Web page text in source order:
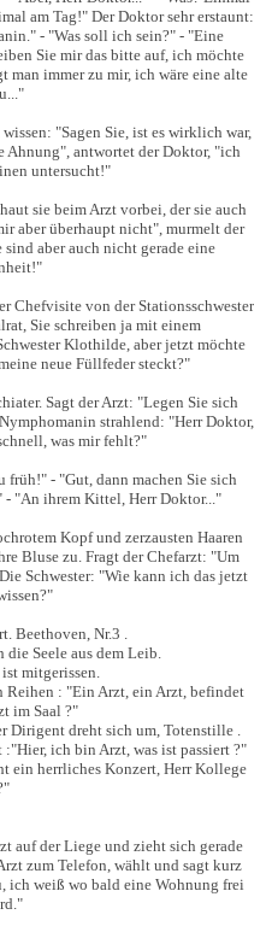
am Tag!" Der Doktor sehr erstaunt:
- "Was soll ich sein?" - "Eine
Sie mir das bitte auf, ich möchte
man immer zu mir, ich wäre eine alte
"Sagen Sie, ist es wirklich war,
Ahnung", antwortet der Doktor, "ich
untersucht!"
sie beim Arzt vorbei, der sie auch
aber überhaupt nicht", murmelt der
aber auch nicht gerade eine
Chefvisite von der Stationsschwester
Sie schreiben ja mit einem
Klothilde, aber jetzt möchte
neue Füllfeder steckt?"
Sagt der Arzt: "Legen Sie sich
strahlend: "Herr Doktor,
was mir fehlt?"
- "Gut, dann machen Sie sich
- "An ihrem Kittel, Herr Doktor..."
Kopf und zerzausten Haaren
Bluse zu. Fragt der Chefarzt: "Um
Schwester: "Wie kann ich das jetzt
Beethoven, Nr.3 .
die Seele aus dem Leib.
mitgerissen.
Reihen : "Ein Arzt, ein Arzt, befindet
im Saal ?"
Dirigent dreht sich um, Totenstille .
ich bin Arzt, was ist passiert ?"
ein herrliches Konzert, Herr Kollege
auf der Liege und zieht sich gerade
zum Telefon, wählt und sagt kurz
weiß wo bald eine Wohnung frei